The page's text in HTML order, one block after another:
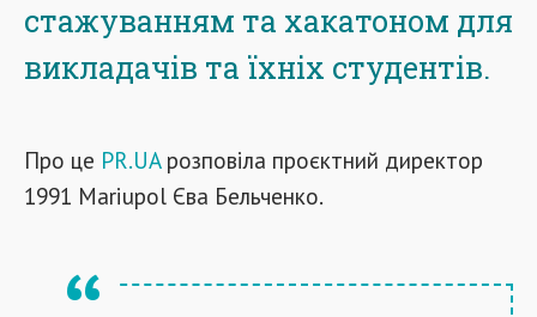
стажуванням та хакатоном для
викладачів та їхніх студентів.
Про це PR.UAрозповіла проєктний директор
1991 Mariupol Єва Бельченко.